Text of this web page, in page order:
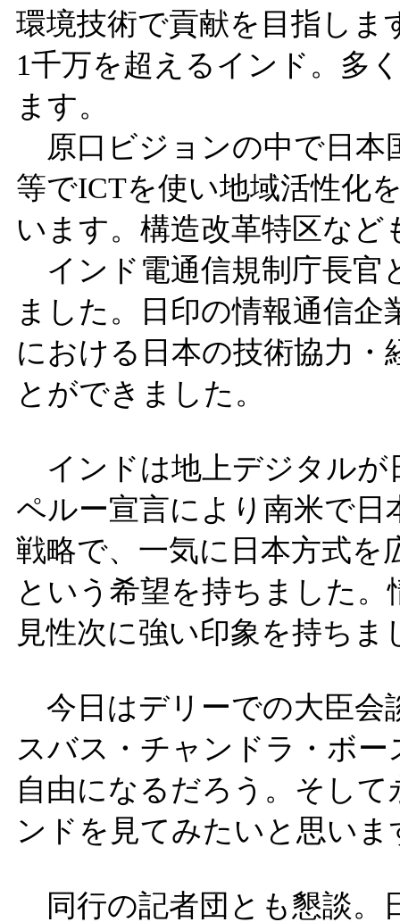
環境技術で貢献を目指しま
1千万を超えるインド。多
ます。
原口ビジョンの中で日本
等でICTを使い地域活性化
います。構造改革特区な
インド電通信規制庁長官
ました。日印の情報通信
における日本の技術協力
とができました。
インドは地上デジタルが
ペルー宣言により南米で
戦略で、一気に日本方式
という希望を持ちました
見性次に強い印象を持ち
今日はデリーでの大臣会
スバス・チャンドラ・ボ
自由になるだろう。そし
ンドを見てみたいと思いま
同行の記者団とも懇談。